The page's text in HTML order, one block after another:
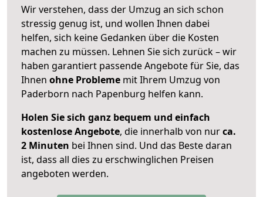
Wir verstehen, dass der Umzug an sich schon
stressig genug ist, und wollen Ihnen dabei
helfen, sich keine Gedanken über die Kosten
machen zu müssen. Lehnen Sie sich zurück – wir
haben garantiert passende Angebote für Sie, das
Ihnen ohne Probleme mit Ihrem Umzug von
Paderborn nach Papenburg helfen kann.
Holen Sie sich ganz bequem und einfach
kostenlose Angebote, die innerhalb von nurca.
2 Minuten bei Ihnen sind. Und das Beste daran
ist, dass all dies zu erschwinglichen Preisen
angeboten werden.